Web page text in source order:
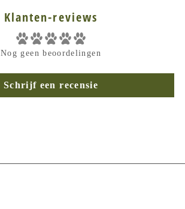
Klanten-reviews
Nog geen beoordelingen
Schrijf een recensie